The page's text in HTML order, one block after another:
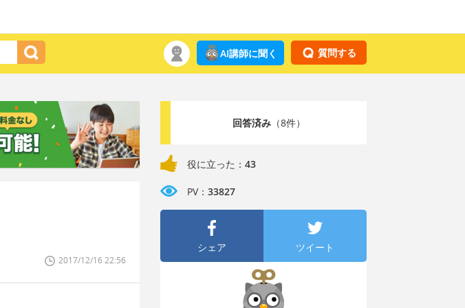
質問する
AI講師に聞く
2017/12/16 22:56
回答済み（8件）
役に立った： 43
PV： 33827
シェア ツイート